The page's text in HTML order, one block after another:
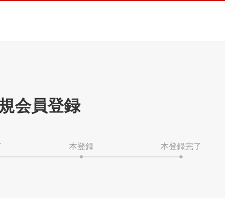
会員登録
本登録 本登録完了